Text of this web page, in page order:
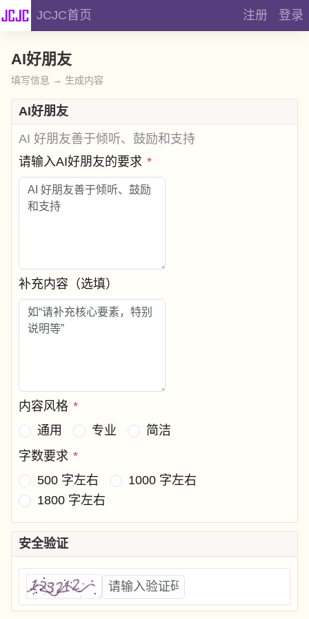
JCJC首页 注册 登录
AI好朋友
填写信息 → 生成内容
AI好朋友
AI 好朋友善于倾听、鼓励和支持
请输入AI好朋友的要求 *
补充内容（选填）
内容风格 *
通用
专业
简洁
字数要求 *
500 字左右
1000 字左右
1800 字左右
安全验证